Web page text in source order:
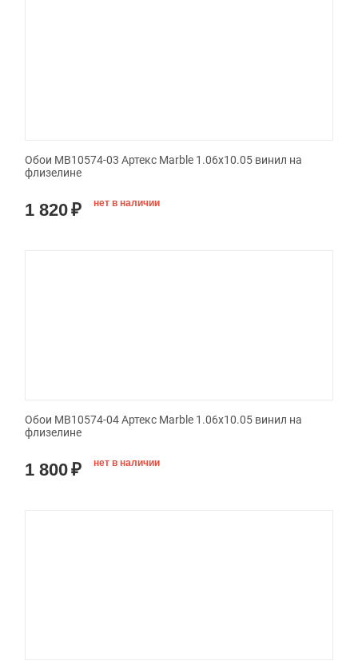
Обои MB10574-03 Артекс Marble 1.06x10.05 винил на
флизелине
1 820₽ нет в наличии
Обои MB10574-04 Артекс Marble 1.06x10.05 винил на
флизелине
1 800₽ нет в наличии